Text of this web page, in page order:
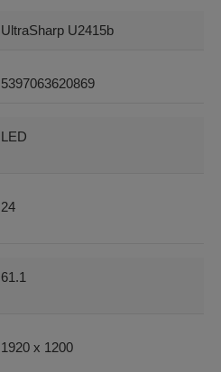
UltraSharp U2415b
5397063620869
LED
24
61.1
1920 x 1200